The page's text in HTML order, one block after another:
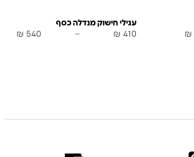
₪
עגילי חישוק מנדלה כסף
₪ 410
–
₪ 540